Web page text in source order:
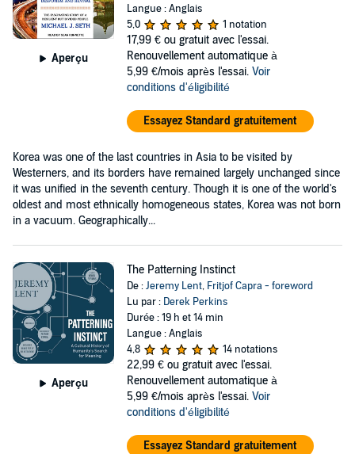
Aperçu
Langue : Anglais
5,0
1 notation
17,99 € ou gratuit avec l'essai.
Renouvellement automatique à
5,99 €/mois après l'essai. Voir
conditions d'éligibilité
Essayez Standard gratuitement
Korea was one of the last countries in Asia to be visited by
Westerners, and its borders have remained largely unchanged since
it was unified in the seventh century. Though it is one of the world's
oldest and most ethnically homogeneous states, Korea was not born
in a vacuum. Geographically...
Aperçu
The Patterning Instinct
De :Jeremy Lent, Fritjof Capra - foreword
Lu par : Derek Perkins
Durée : 19 h et 14 min
Langue : Anglais
4,8
14 notations
22,99 € ou gratuit avec l'essai.
Renouvellement automatique à
5,99 €/mois après l'essai. Voir
conditions d'éligibilité
Essayez Standard gratuitement